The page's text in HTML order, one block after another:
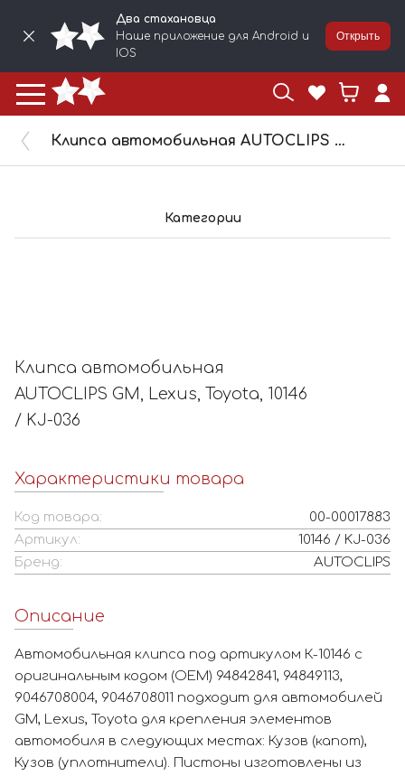
Два стахановца
Наше приложение для Android и
IOS
Открыть
Клипса автомобильная AUTOCLIPS GM, Lexus, Toyota, 10146 / KJ-036
Категории
Клипса автомобильная
AUTOCLIPS GM, Lexus, Toyota, 10146
/ KJ-036
Характеристики товара
Код товара:
00-00017883
Артикул:
10146 / KJ-036
Бренд:
AUTOCLIPS
Описание
Автомобильная клипса под артикулом К-10146 с
оригинальным кодом (OEM) 94842841, 94849113,
9046708004, 9046708011 подходит для автомобилей
GM, Lexus, Toyota для крепления элементов
автомобиля в следующих местах: Кузов (капот),
Кузов (уплотнители). Пистоны изготовлены из